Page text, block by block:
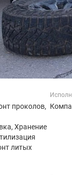
проколов,
Хранение
литых